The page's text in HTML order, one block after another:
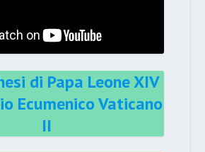
di Papa Leone XIV
Ecumenico Vaticano
II